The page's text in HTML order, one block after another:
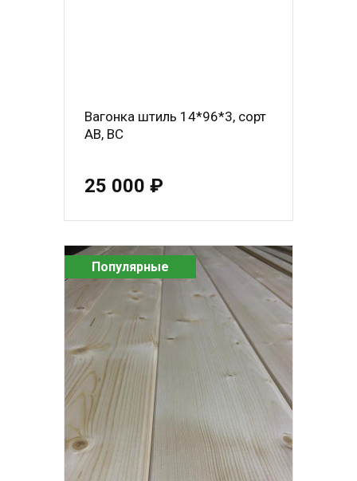
Вагонка штиль 14*96*3, сорт
АВ, ВС
25 000 ₽
Популярные